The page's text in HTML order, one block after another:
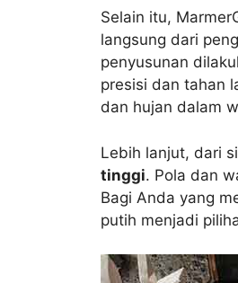
Selain itu,
langsung dari
penyusunan
presisi dan tahan
dan hujan dalam
Lebih lanjut, dari
tinggi. Pola dan
Bagi Anda yang
putih menjadi